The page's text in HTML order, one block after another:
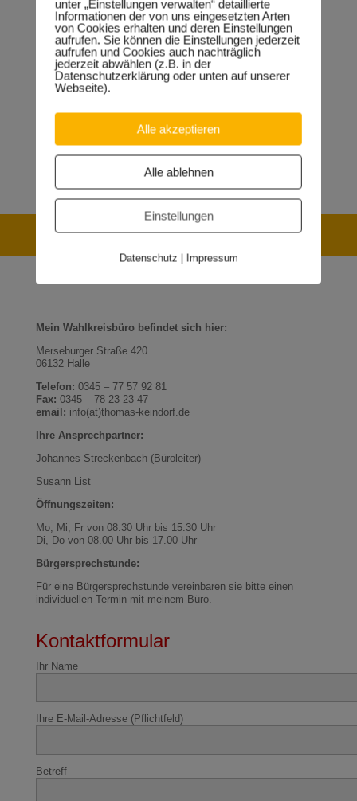
Falls Sie die Videos nicht abspielen können, aktivieren Sie
bitte in unserem Cookie-Plugin (linker unterer Fensterrrand)
den Punkt „Externe Videos akzeptieren“.
Kontakt Wahlkreisbüro
Mein Wahlkreisbüro befindet sich hier:
Merseburger Straße 420
06132 Halle
Telefon: 0345 – 77 57 92 81
Fax: 0345 – 78 23 23 47
email: info(at)thomas-keindorf.de
Ihre Ansprechpartner:
Johannes Streckenbach (Büroleiter)
Susann List
Öffnungszeiten:
Mo, Mi, Fr von 08.30 Uhr bis 15.30 Uhr
Di, Do von 08.00 Uhr bis 17.00 Uhr
Bürgersprechstunde:
Für eine Bürgersprechstunde vereinbaren sie bitte einen
individuellen Termin mit meinem Büro.
Kontaktformular
Ihr Name
Ihre E-Mail-Adresse (Pflichtfeld)
Betreff
unter „Einstellungen verwalten“ detaillierte
Informationen der von uns eingesetzten Arten
von Cookies erhalten und deren Einstellungen
aufrufen. Sie können die Einstellungen jederzeit
aufrufen und Cookies auch nachträglich
jederzeit abwählen (z.B. in der
Datenschutzerklärung oder unten auf unserer
Webseite).
Alle akzeptieren
Alle ablehnen
Einstellungen
Datenschutz | Impressum